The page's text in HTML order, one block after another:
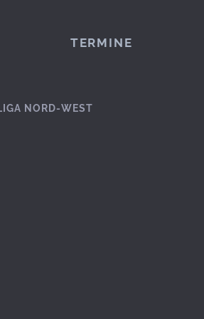
TERMINE
NORD-WEST